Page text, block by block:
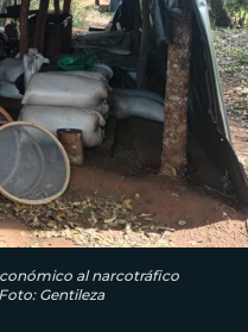
al narcotráfico
Gentileza